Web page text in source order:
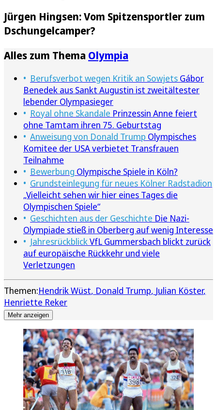
Jürgen Hingsen: Vom Spitzensportler zum
Dschungelcamper?
Alles zum Thema Olympia
Berufsverbot wegen Kritik an Sowjets Gábor
Benedek aus Sankt Augustin ist zweitältester
lebender Olympasieger
Royal ohne Skandale Prinzessin Anne feiert
ohne Tamtam ihren 75. Geburtstag
Anweisung von Donald Trump Olympisches
Komitee der USA verbietet Transfrauen
Teilnahme
Bewerbung Olympische Spiele in Köln?
Grundsteinlegung für neues Kölner Radstadion
„Vielleicht sehen wir hier eines Tages die
Olympischen Spiele“
Geschichten aus der Geschichte Die Nazi-
Olympiade stieß in Oberberg auf wenig Interesse
Jahresrückblick VfL Gummersbach blickt zurück
auf europäische Rückkehr und viele
Verletzungen
Themen:Hendrik Wüst Donald Trump Julian Köster
Henriette Reker
Mehr anzeigen